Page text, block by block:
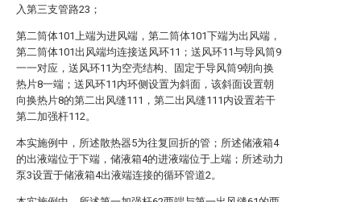
入第三支管路23；
第二筒体101上端为进风端，第二筒体101下端为出风端，
第二筒体101出风端均连接送风环11；送风环11与导风筒9
一一对应，送风环11为空壳结构、固定于导风筒9朝向换
热片8一端；送风环11内环侧设置为斜面，该斜面设置朝
向换热片8的第二出风缝111，第二出风缝111内设置若干
第二加强杆112。
本实施例中，所述散热器5为往复回折的管；所述储液箱4
的出液端位于下端，储液箱4的进液端位于上端；所述动力
泵3设置于储液箱4出液端连接的循环管道2。